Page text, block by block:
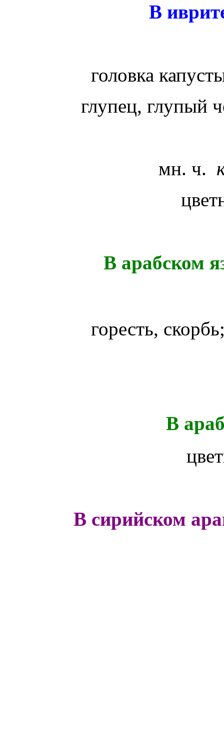
В
головка
глупец, глупый
мн. ч.
В арабском
горесть,
В
В сирийском